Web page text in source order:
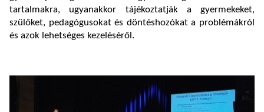
tartalmakra, ugyanakkor tájékoztatják a gyermekeket,
szülőket, pedagógusokat és döntéshozókat a problémákról
és azok lehetséges kezeléséről.